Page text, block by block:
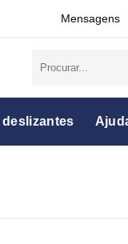
Mensagens
por: